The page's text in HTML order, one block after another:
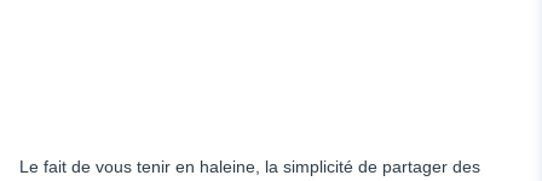
Le fait de vous tenir en haleine, la simplicité de partager des